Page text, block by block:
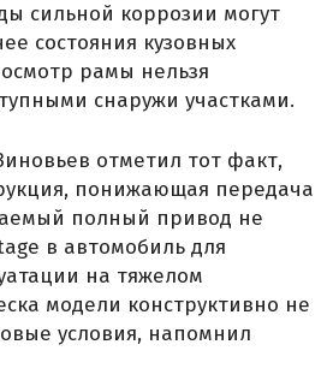
сильной коррозии могут
состояния кузовных
рамы нельзя
снаружи участками.
отметил тот факт,
понижающая передача
полный привод не
в автомобиль для
на тяжелом
модели конструктивно не
условия, напомнил